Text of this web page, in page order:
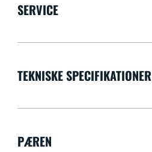
SERVICE
TEKNISKE SPECIFIKATIONER
PÆREN